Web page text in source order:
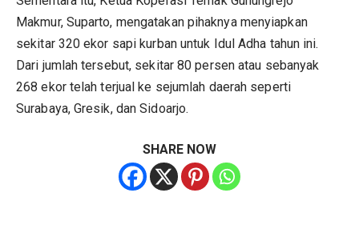
Makmur, Suparto, mengatakan pihaknya menyiapkan
sekitar 320 ekor sapi kurban untuk Idul Adha tahun ini.
Dari jumlah tersebut, sekitar 80 persen atau sebanyak
268 ekor telah terjual ke sejumlah daerah seperti
Surabaya, Gresik, dan Sidoarjo.
SHARE NOW